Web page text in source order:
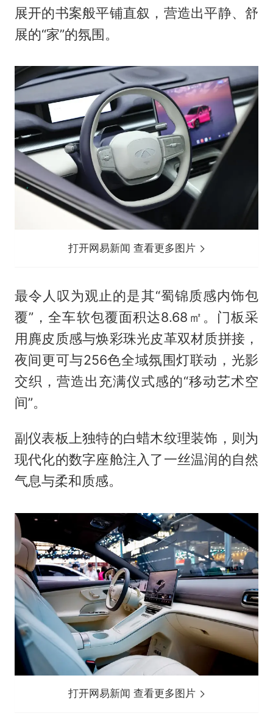
展开的书案般平铺直叙，营造出平静、舒
展的“家”的氛围。
打开网易新闻 查看更多图片
最令人叹为观止的是其“蜀锦质感内饰包
覆”，全车软包覆面积达8.68㎡。门板采
用麂皮质感与焕彩珠光皮革双材质拼接，
夜间更可与256色全域氛围灯联动，光影
交织，营造出充满仪式感的“移动艺术空
间”。
副仪表板上独特的白蜡木纹理装饰，则为
现代化的数字座舱注入了一丝温润的自然
气息与柔和质感。
打开网易新闻 查看更多图片